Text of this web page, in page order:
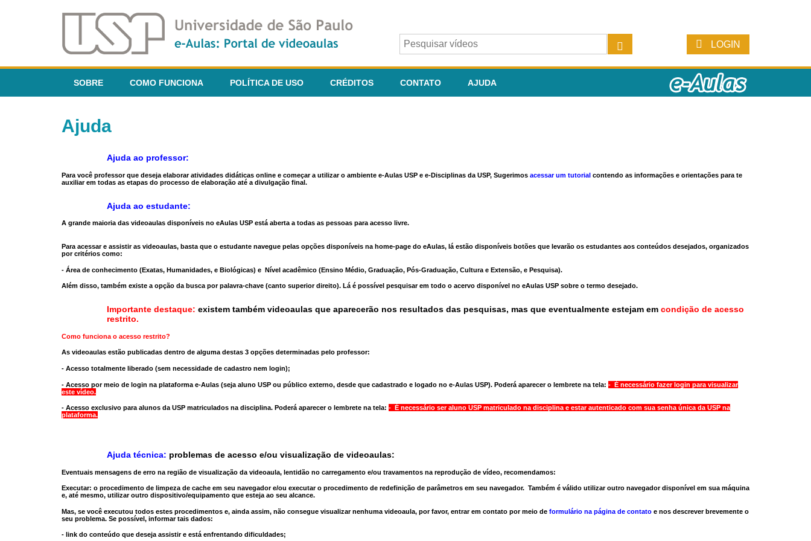
LOGIN
SOBRE COMO FUNCIONA POLÍTICA DE USO CRÉDITOS CONTATO AJUDA
Ajuda
Ajuda ao professor:
Para você professor que deseja elaborar atividades didáticas online e começar a utilizar o ambiente e-Aulas USP e e-Disciplinas da USP, Sugerimos acessar um tutorial contendo as informações e orientações para te
auxiliar em todas as etapas do processo de elaboração até a divulgação final.
Ajuda ao estudante:
A grande maioria das videoaulas disponíveis no eAulas USP está aberta a todas as pessoas para acesso livre.
Para acessar e assistir as videoaulas, basta que o estudante navegue pelas opções disponíveis na home-page do eAulas, lá estão disponíveis botões que levarão os estudantes aos conteúdos desejados, organizados
por critérios como:
- Área de conhecimento (Exatas, Humanidades, e Biológicas) e Nível acadêmico (Ensino Médio, Graduação, Pós-Graduação, Cultura e Extensão, e Pesquisa).
Além disso, também existe a opção da busca por palavra-chave (canto superior direito). Lá é possível pesquisar em todo o acervo disponível no eAulas USP sobre o termo desejado.
Importante destaque: existem também videoaulas que aparecerão nos resultados das pesquisas, mas que eventualmente estejam em condição de acesso
restrito.
Como funciona o acesso restrito?
As videoaulas estão publicadas dentro de alguma destas 3 opções determinadas pelo professor:
- Acesso totalmente liberado (sem necessidade de cadastro nem login);
- Acesso por meio de login na plataforma e-Aulas (seja aluno USP ou público externo, desde que cadastrado e logado no e-Aulas USP). Poderá aparecer o lembrete na tela: - É necessário fazer login para visualizar
este vídeo.
- Acesso exclusivo para alunos da USP matriculados na disciplina. Poderá aparecer o lembrete na tela: - É necessário ser aluno USP matriculado na disciplina e estar autenticado com sua senha única da USP na
plataforma.
Ajuda técnica: problemas de acesso e/ou visualização de videoaulas:
Eventuais mensagens de erro na região de visualização da videoaula, lentidão no carregamento e/ou travamentos na reprodução de vídeo, recomendamos:
Executar: o procedimento de limpeza de cache em seu navegador e/ou executar o procedimento de redefinição de parâmetros em seu navegador. Também é válido utilizar outro navegadordisponível em sua máquina
e, até mesmo, utilizar outro dispositivo/equipamento que esteja ao seu alcance.
Mas, se você executou todos estes procedimentos e, ainda assim, não consegue visualizar nenhuma videoaula, por favor, entrar em contato por meio de formulário na página de contato e nos descrever brevemente o
seu problema. Se possível, informar tais dados:
- link do conteúdo que deseja assistir e está enfrentando dificuldades;